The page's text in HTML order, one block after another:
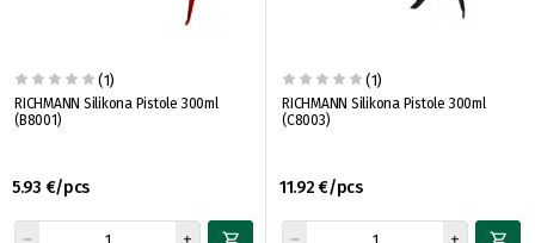
(1)
RICHMANN Silikona Pistole 300ml
(B8001)
5.93 €/pcs
(1)
RICHMANN Silikona Pistole 300ml
(C8003)
11.92 €/pcs